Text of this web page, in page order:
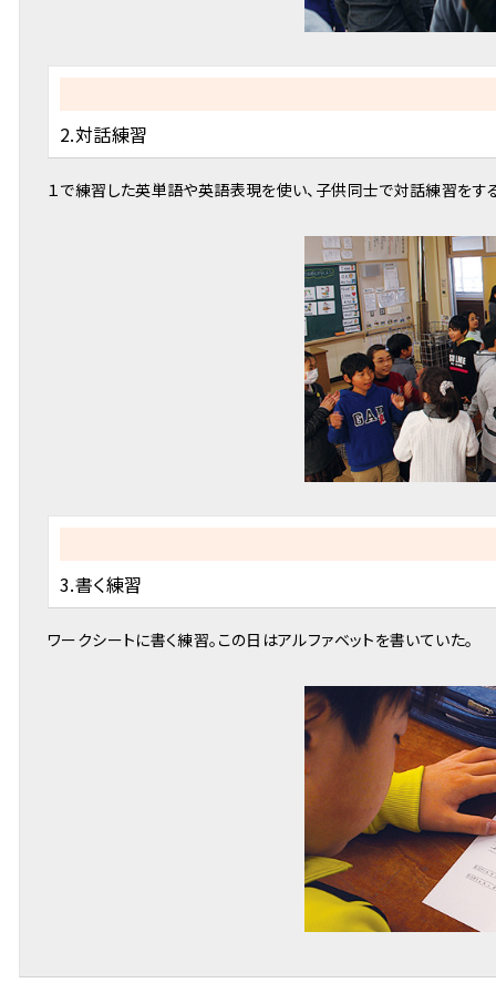
2.対話練習
１で練習した英単語や英語表現を使い、子供同士で対話練習をす
3.書く練習
ワークシートに書く練習。この日はアルファベットを書いていた。